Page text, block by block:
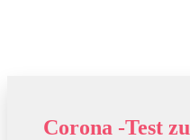
Corona -Test